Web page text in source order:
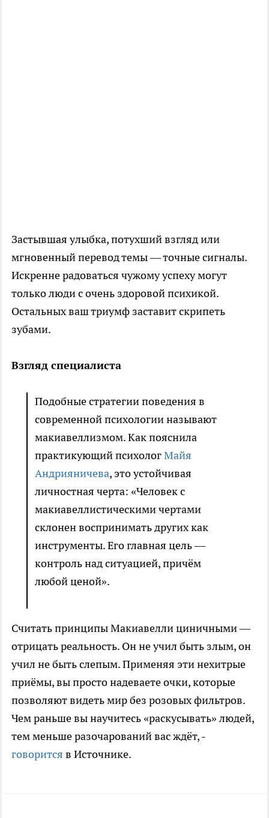
Застывшая улыбка, потухший взгляд или
мгновенный перевод темы — точные сигналы.
Искренне радоваться чужому успеху могут
только люди с очень здоровой психикой.
Остальных ваш триумф заставит скрипеть
зубами.
Взгляд специалиста
Подобные стратегии поведения в
современной психологии называют
макиавеллизмом. Как пояснила
практикующий психологМайя
Андрияничева, это устойчивая
личностная черта: «Человек с
макиавеллистическими чертами
склонен воспринимать других как
инструменты. Его главная цель —
контроль над ситуацией, причём
любой ценой».
Считать принципы Макиавелли циничными —
отрицать реальность. Он не учил быть злым, он
учил не быть слепым. Применяя эти нехитрые
приёмы, вы просто надеваете очки, которые
позволяют видеть мир без розовых фильтров.
Чем раньше вы научитесь «раскусывать» людей,
тем меньше разочарований вас ждёт, -
говорится в Источнике.